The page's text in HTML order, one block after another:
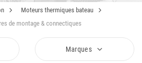
Moteurs thermiques bateau
de montage & connectiques
Marques